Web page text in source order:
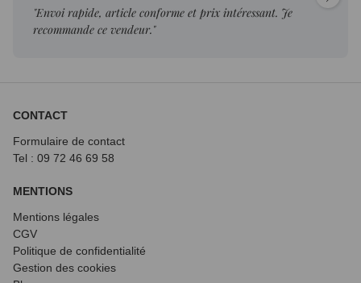
"Envoi rapide, article conforme et prix intéressant. Je
recommande ce vendeur."
CONTACT
Formulaire de contact
Tel : 09 72 46 69 58
MENTIONS
Mentions légales
CGV
Politique de confidentialité
Gestion des cookies